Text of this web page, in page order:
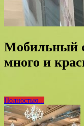
Мобильный
много и
Полностью...